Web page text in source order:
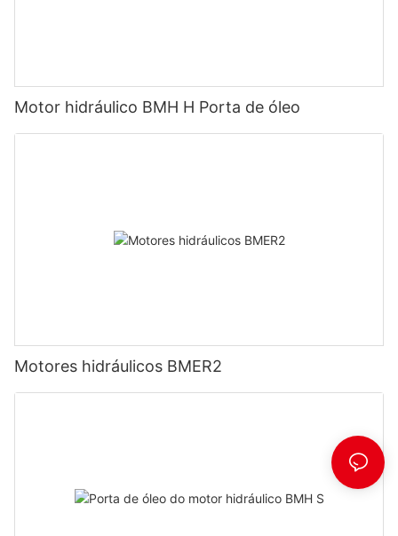
Motor hidráulico BMH H Porta de óleo
Motores hidráulicos BMER2